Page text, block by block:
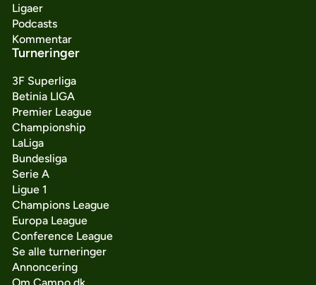
Ligaer
Podcasts
Kommentar
Turneringer
3F Superliga
Betinia LIGA
Premier League
Championship
LaLiga
Bundesliga
Serie A
Ligue 1
Champions League
Europa League
Conference League
Se alle turneringer
Annoncering